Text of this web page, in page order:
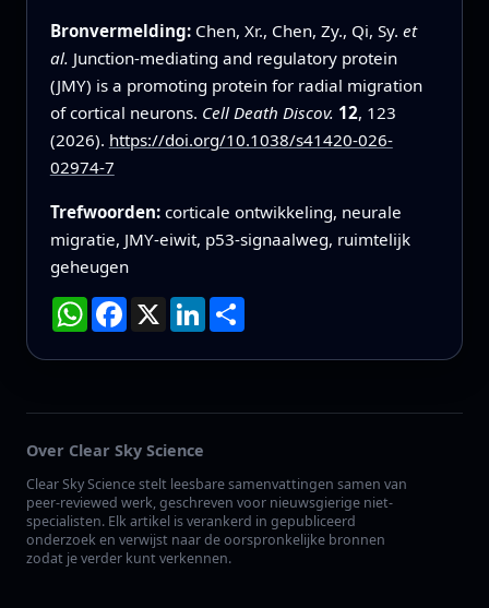
Bronvermelding: Chen, Xr., Chen, Zy., Qi, Sy. et
al. Junction-mediating and regulatory protein
(JMY) is a promoting protein for radial migration
of cortical neurons. Cell Death Discov. 12, 123
(2026). https://doi.org/10.1038/s41420-026-
02974-7
Trefwoorden: corticale ontwikkeling, neurale
migratie, JMY-eiwit, p53-signaalweg, ruimtelijk
geheugen
WhatsApp
Facebook
X LinkedIn
Deel
Over Clear Sky Science
Clear Sky Science stelt leesbare samenvattingen samen van
peer-reviewed werk, geschreven voor nieuwsgierige niet-
specialisten. Elk artikel is verankerd in gepubliceerd
onderzoek en verwijst naar de oorspronkelijke bronnen
zodat je verder kunt verkennen.